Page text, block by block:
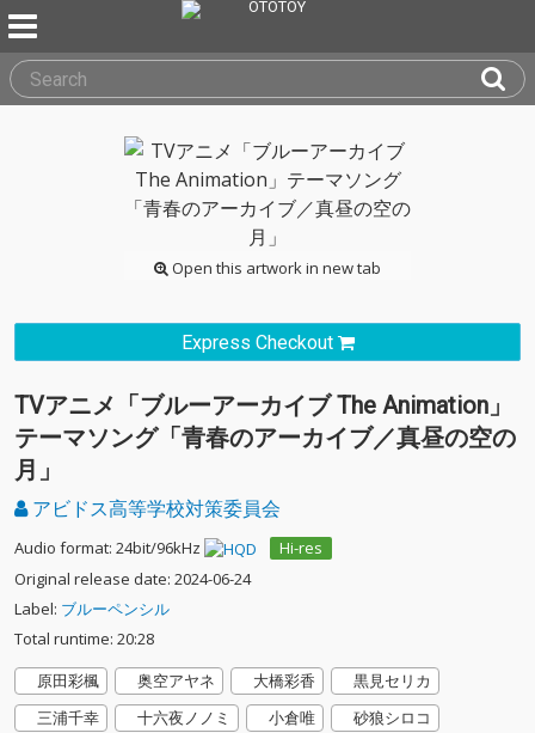
Open this artwork in new tab
Express Checkout
TVアニメ「ブルーアーカイブ The Animation」
テーマソング「青春のアーカイブ／真昼の空の
月」
アビドス高等学校対策委員会
Audio format: 24bit/96kHz
Hi-res
Original release date: 2024-06-24
Label: ブルーペンシル
Total runtime: 20:28
原田彩楓
奥空アヤネ 大橋彩香
黒見セリカ
三浦千幸
十六夜ノノミ 小倉唯
砂狼シロコ